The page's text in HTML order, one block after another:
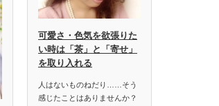
可愛さ・色気を欲張りた
い時は「茶」と「寄せ」
を取り入れる
人はないものねだり……そう
感じたことはありませんか？